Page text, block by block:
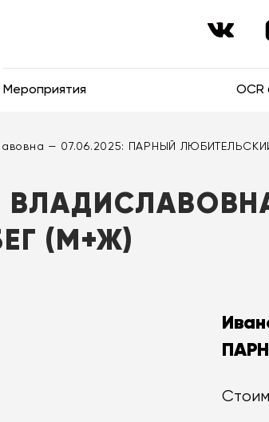
Мероприятия OCR
— 07.06.2025: ПАРНЫЙ
(М+Ж)